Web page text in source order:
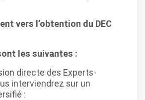
vers l’obtention du DEC
les suivantes :
directe des Experts-
interviendrez sur un
: